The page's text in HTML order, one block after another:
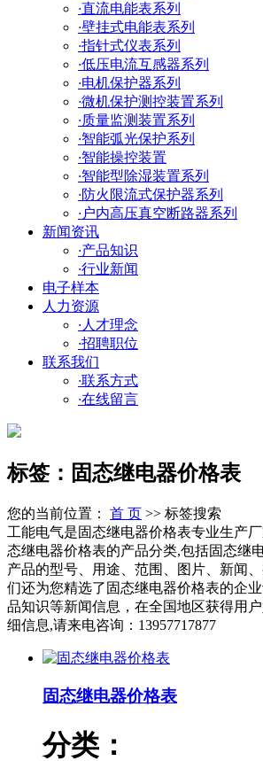
·直流电能表系列
·壁挂式电能表系列
·指针式仪表系列
·低压电流互感器系列
·电机保护器系列
·微机保护测控装置系列
·质量监测装置系列
·智能弧光保护系列
·智能操控装置
·智能型除湿装置系列
·防火限流式保护器系列
· 户内高压真空断路器系列
新闻资讯
·产品知识
·行业新闻
电子样本
人力资源
· 人才理念
·招聘职位
联系我们
·联系方式
·在线留言
标签：固态继电器价格表
您的当前位置： 首 页 >> 标签搜索
工能电气是固态继电器价格表专业生产
态继电器价格表的产品分类,包括固态继
产品的型号、用途、范围、图片、新闻
们还为您精选了固态继电器价格表的企
品知识等新闻信息，在全国地区获得用
细信息,请来电咨询：13957717877
固态继电器价格表
分类：